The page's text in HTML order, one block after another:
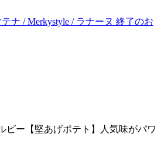
テナ / Merkystyle / ラナーヌ 終了のお
ビー【堅あげポテト】人気味がパワ